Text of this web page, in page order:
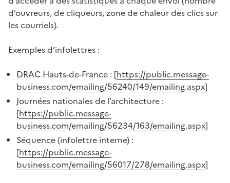
d’ouvreurs, de cliqueurs, zone de chaleur des clics sur
les courriels).
Exemples d’infolettres :
DRAC Hauts-de-France : [https://public.message-
business.com/emailing/56240/149/emailing.aspx]
Journées nationales de l’architecture :
[https://public.message-
business.com/emailing/56234/163/emailing.aspx]
Séquence (infolettre interne) :
[https://public.message-
business.com/emailing/56017/278/emailing.aspx]